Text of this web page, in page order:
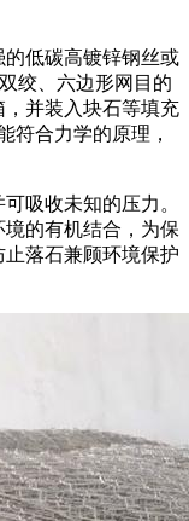
低碳高镀锌钢丝或
绞、六边形网目的
并装入块石等填充
符合力学的原理，
吸收未知的压力。
的有机结合，为保
落石兼顾环境保护